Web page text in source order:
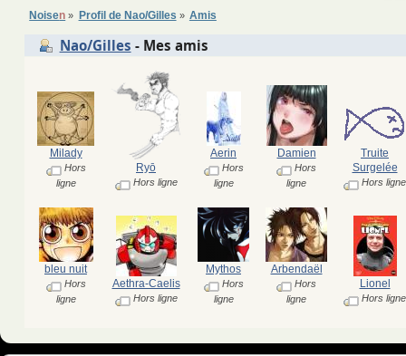
Noisen » Profil de Nao/Gilles » Amis
Nao/Gilles - Mes amis
Milady
Hors
ligne
Ryō
Hors ligne
Aerin
Hors
ligne
Damien
Hors
ligne
Truite
Surgelée
Hors ligne
bleu nuit
Hors
ligne
Aethra-Caelis
Hors ligne
Mythos
Hors
ligne
Arbendaël
Hors
ligne
Lionel
Hors ligne